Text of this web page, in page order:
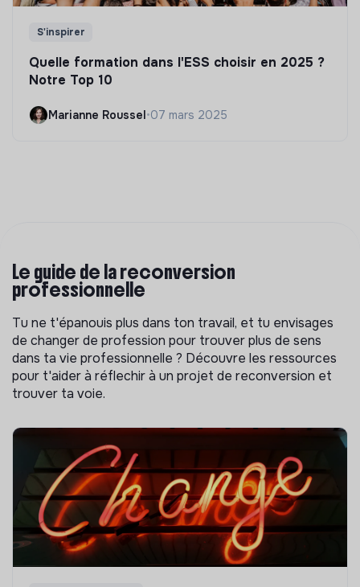
S'inspirer
Quelle formation dans l'ESS choisir en 2025 ?
Notre Top 10
Marianne Roussel•07 mars 2025
Le guide de la reconversion
professionnelle
Tu ne t'épanouis plus dans ton travail, et tu envisages
de changer de profession pour trouver plus de sens
dans ta vie professionnelle ? Découvre les ressources
pour t'aider à réflechir à un projet de reconversion et
trouver ta voie.